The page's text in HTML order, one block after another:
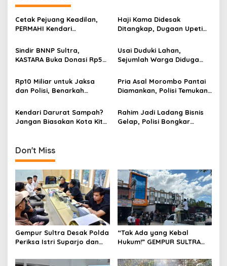
s
i
o
Cetak Pejuang Keadilan,
PERMAHI Kendari
Angkatan VIII
Haji Kama Didesak
Ditangkap, Dugaan Upeti
di Tambang Emas Ilegal
Bombana
Sindir BNNP Sultra,
KASTARA Buka Donasi Rp50
Independen
Usai Duduki Lahan,
Sejumlah Warga Diduga
Turun Tangan
Rp10 Miliar untuk Jaksa
dan Polisi, Benarkah
Bukan Prioritas Wali Kota
Kendari?
Pria Asal Morombo Pantai
Diamankan, Polisi Temukan
Lokasi
Kendari Darurat Sampah?
Jangan Biasakan Kota Kita
Rahim Jadi Ladang Bisnis
Gelap, Polisi Bongkar
Don't Miss
Gempur Sultra Desak Polda
Periksa Istri Suparjo dan
Kasus Tambang Ilegal
“Tak Ada yang Kebal
Hukum!” GEMPUR SULTRA
Tanawali dan PT